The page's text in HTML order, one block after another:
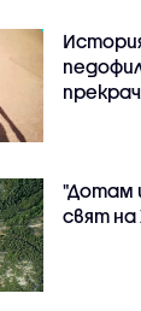
"Дотам
свят